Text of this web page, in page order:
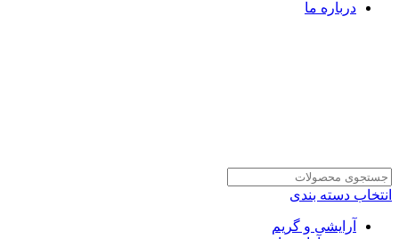
درباره ما
انتخاب دسته بندی
آرایشی و گریم